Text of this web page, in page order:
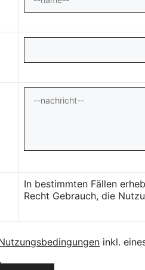
In bestimmten Fällen
Recht Gebrauch, die
inkl.